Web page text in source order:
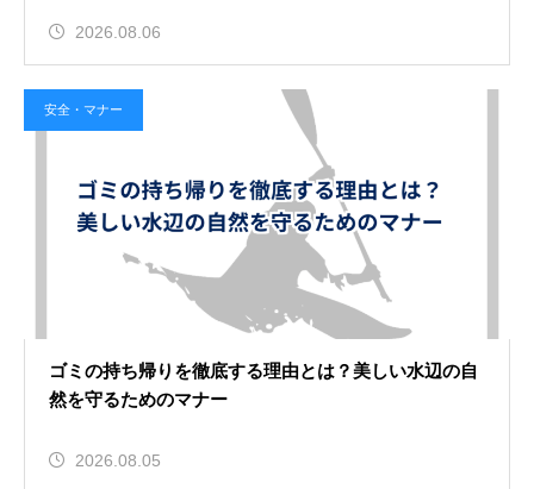
2026.08.06
安全・マナー
ゴミの持ち帰りを徹底する理由とは？美しい水辺の自
然を守るためのマナー
2026.08.05